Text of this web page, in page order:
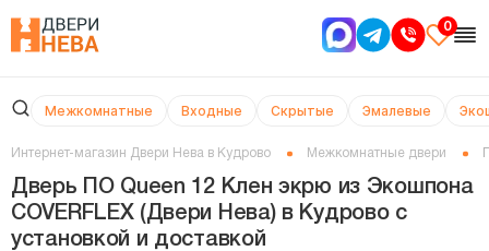
0
Межкомнатные Входные Скрытые Эмалевые
Интернет-магазин Двери Нева в Кудрово Межкомнатные двери
Дверь ПО Queen 12 Клен экрю из Экошпона
COVERFLEX (Двери Нева) в Кудрово с
установкой и доставкой